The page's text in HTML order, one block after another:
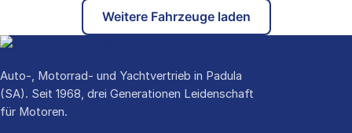
Weitere Fahrzeuge laden
Auto-, Motorrad- und Yachtvertrieb in Padula
(SA). Seit 1968, drei Generationen Leidenschaft
für Motoren.